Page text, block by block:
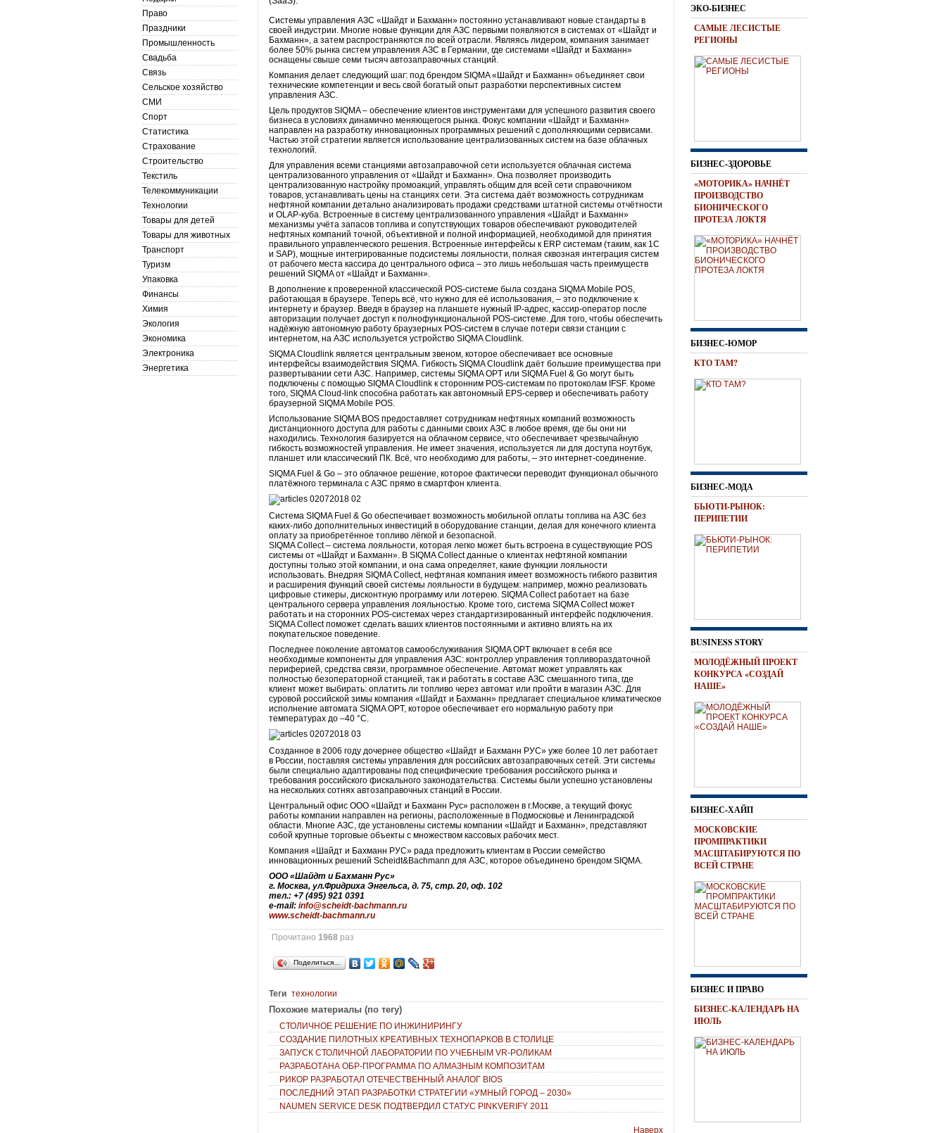
Системы управления АЗС «Шайдт и Бахманн» постоянно устанавливают новые стандарты в
своей индустрии. Многие новые функции для АЗС первыми появляются в системах от «Шайдт и
Бахманн», а затем распространяются по всей отрасли. Являясь лидером, компания занимает
более 50% рынка систем управления АЗС в Германии, где системами «Шайдт и Бахманн»
оснащены свыше семи тысяч автозаправочных станций.
Компания делает следующий шаг: под брендом SIQMA «Шайдт и Бахманн» объединяет свои
технические компетенции и весь свой богатый опыт разработки перспективных систем
управления АЗС.
Цель продуктов SIQMA – обеспечение клиентов инструментами для успешного развития своего
бизнеса в условиях динамично меняющегося рынка. Фокус компании «Шайдт и Бахманн»
направлен на разработку инновационных программных решений с дополняющими сервисами.
Частью этой стратегии является использование централизованных систем на базе облачных
технологий.
Для управления всеми станциями автозаправочной сети используется облачная система
централизованного управления от «Шайдт и Бахманн». Она позволяет производить
централизованную настройку промоакций, управлять общим для всей сети справочником
товаров, устанавливать цены на станциях сети. Эта система даёт возможность сотрудникам
нефтяной компании детально анализировать продажи средствами штатной системы отчётности
и OLAP-куба. Встроенные в систему централизованного управления «Шайдт и Бахманн»
механизмы учёта запасов топлива и сопутствующих товаров обеспечивают руководителей
нефтяных компаний точной, объективной и полной информацией, необходимой для принятия
правильного управленческого решения. Встроенные интерфейсы к ERP системам (таким, как 1С
и SAP), мощные интегрированные подсистемы лояльности, полная сквозная интеграция систем
от рабочего места кассира до центрального офиса – это лишь небольшая часть преимуществ
решений SIQMA от «Шайдт и Бахманн».
В дополнение к проверенной классической POS-системе была создана SIQMA Mobile POS,
работающая в браузере. Теперь всё, что нужно для её использования, – это подключение к
интернету и браузер. Введя в браузер на планшете нужный IP-адрес, кассир-оператор после
авторизации получает доступ к полнофункциональной POS-системе. Для того, чтобы обеспечить
надёжную автономную работу браузерных POS-систем в случае потери связи станции с
интернетом, на АЗС используется устройство SIQMA Cloudlink.
SIQMA Cloudlink является центральным звеном, которое обеспечивает все основные
интерфейсы взаимодействия SIQMA. Гибкость SIQMA Cloudlink даёт большие преимущества при
развертывании сети АЗС. Например, системы SIQMA OPT или SIQMA Fuel & Go могут быть
подключены с помощью SIQMA Cloudlink к сторонним POS-системам по протоколам IFSF. Кроме
того, SIQMA Cloud-link способна работать как автономный EPS-сервер и обеспечивать работу
браузерной SIQMA Mobile POS.
Использование SIQMA BOS предоставляет сотрудникам нефтяных компаний возможность
дистанционного доступа для работы с данными своих АЗС в любое время, где бы они ни
находились. Технология базируется на облачном сервисе, что обеспечивает чрезвычайную
гибкость возможностей управления. Не имеет значения, используется ли для доступа ноутбук,
планшет или классический ПК. Всё, что необходимо для работы, – это интернет-соединение.
SIQMA Fuel & Go – это облачное решение, которое фактически переводит функционал обычного
платёжного терминала с АЗС прямо в смартфон клиента.
Система SIQMA Fuel & Go обеспечивает возможность мобильной оплаты топлива на АЗС без
каких-либо дополнительных инвестиций в оборудование станции, делая для конечного клиента
оплату за приобретённое топливо лёгкой и безопасной.
SIQMA Collect – система лояльности, которая легко может быть встроена в существующие POS
системы от «Шайдт и Бахманн». В SIQMA Collect данные о клиентах нефтяной компании
доступны только этой компании, и она сама определяет, какие функции лояльности
использовать. Внедряя SIQMA Collect, нефтяная компания имеет возможность гибкого развития
и расширения функций своей системы лояльности в будущем: например, можно реализовать
цифровые стикеры, дисконтную программу или лотерею. SIQMA Collect работает на базе
центрального сервера управления лояльностью. Кроме того, система SIQMA Collect может
работать и на сторонних POS-системах через стандартизированный интерфейс подключения.
SIQMA Collect поможет сделать ваших клиентов постоянными и активно влиять на их
покупательское поведение.
Последнее поколение автоматов самообслуживания SIQMA OPT включает в себя все
необходимые компоненты для управления АЗС: контроллер управления топливораздаточной
периферией, средства связи, программное обеспечение. Автомат может управлять как
полностью безоператорной станцией, так и работать в составе АЗС смешанного типа, где
клиент может выбирать: оплатить ли топливо через автомат или пройти в магазин АЗС. Для
суровой российской зимы компания «Шайдт и Бахманн» предлагает специальное климатическое
исполнение автомата SIQMA OPT, которое обеспечивает его нормальную работу при
температурах до –40 °C.
Созданное в 2006 году дочернее общество «Шайдт и Бахманн РУС» уже более 10 лет работает
в России, поставляя системы управления для российских автозаправочных сетей. Эти системы
были специально адаптированы под специфические требования российского рынка и
требования российского фискального законодательства. Системы были успешно установлены
на нескольких сотнях автозаправочных станций в России.
Центральный офис ООО «Шайдт и Бахманн Рус» расположен в г.Москве, а текущий фокус
работы компании направлен на регионы, расположенные в Подмосковье и Ленинградской
области. Многие АЗС, где установлены системы компании «Шайдт и Бахманн», представляют
собой крупные торговые объекты с множеством кассовых рабочих мест.
Компания «Шайдт и Бахманн РУС» рада предложить клиентам в России семейство
инновационных решений Scheidt&Bachmann для АЗС, которое объединено брендом SIQMA.
ООО «Шайдт и Бахманн Рус»
г. Москва, ул.Фридриха Энгельса, д. 75, стр. 20, оф. 102
тел.: +7 (495) 921 0391
e-mail:info@scheidt-bachmann.ru
www.scheidt-bachmann.ru
Прочитано1968 раз
Поделиться…
Теги технологии
Похожие материалы (по тегу)
СТОЛИЧНОЕ РЕШЕНИЕ ПО ИНЖИНИРИНГУ
СОЗДАНИЕ ПИЛОТНЫХ КРЕАТИВНЫХ ТЕХНОПАРКОВ В СТОЛИЦЕ
ЗАПУСК СТОЛИЧНОЙ ЛАБОРАТОРИИ ПО УЧЕБНЫМ VR-РОЛИКАМ
РАЗРАБОТАНА ОБР-ПРОГРАММА ПО АЛМАЗНЫМ КОМПОЗИТАМ
РИКОР РАЗРАБОТАЛ ОТЕЧЕСТВЕННЫЙ АНАЛОГ BIOS
ПОСЛЕДНИЙ ЭТАП РАЗРАБОТКИ СТРАТЕГИИ «УМНЫЙ ГОРОД – 2030»
NAUMEN SERVICE DESK ПОДТВЕРДИЛ СТАТУС PINKVERIFY 2011
Наверх
Право
Праздники
Промышленность
Свадьба
Связь
Сельское хозяйство
СМИ
Спорт
Статистика
Страхование
Строительство
Текстиль
Телекоммуникации
Технологии
Товары для детей
Товары для животных
Транспорт
Туризм
Упаковка
Финансы
Химия
Экология
Экономика
Электроника
Энергетика
ЭКО-БИЗНЕС
САМЫЕ ЛЕСИСТЫЕ
РЕГИОНЫ
БИЗНЕС-ЗДОРОВЬЕ
«МОТОРИКА» НАЧНЁТ
ПРОИЗВОДСТВО
БИОНИЧЕСКОГО
ПРОТЕЗА ЛОКТЯ
БИЗНЕС-ЮМОР
КТО ТАМ?
БИЗНЕС-МОДА
БЬЮТИ-РЫНОК:
ПЕРИПЕТИИ
BUSINESS STORY
МОЛОДЁЖНЫЙ ПРОЕКТ
КОНКУРСА «СОЗДАЙ
НАШЕ»
БИЗНЕС-ХАЙП
МОСКОВСКИЕ
ПРОМПРАКТИКИ
МАСШТАБИРУЮТСЯ ПО
ВСЕЙ СТРАНЕ
БИЗНЕС И ПРАВО
БИЗНЕС-КАЛЕНДАРЬ НА
ИЮЛЬ